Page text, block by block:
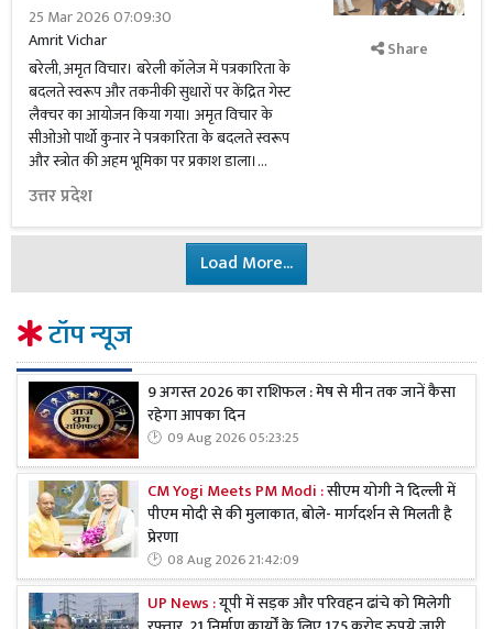
25 Mar 2026 07:09:30
Amrit Vichar
बरेली, अमृत विचार। बरेली कॉलेज में पत्रकारिता के
बदलते स्वरूप और तकनीकी सुधारों पर केंद्रित गेस्ट
लैक्चर का आयोजन किया गया। अमृत विचार के
सीओओ पार्थो कुनार ने पत्रकारिता के बदलते स्वरूप
और स्त्रोत की अहम भूमिका पर प्रकाश डाला।...
उत्तर प्रदेश
Share
Load More...
टॉप न्यूज
9 अगस्त 2026 का राशिफल : मेष से मीन तक जानें कैसा
रहेगा आपका दिन
09 Aug 2026 05:23:25
CM Yogi Meets PM Modi :सीएम योगी ने दिल्ली में
पीएम मोदी से की मुलाकात, बोले- मार्गदर्शन से मिलती है
प्रेरणा
08 Aug 2026 21:42:09
UP News :यूपी में सड़क और परिवहन ढांचे को मिलेगी